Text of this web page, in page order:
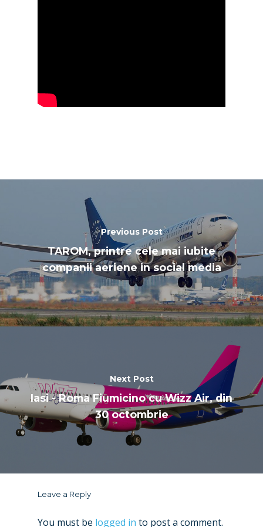
Previous Post
TAROM, printre cele mai iubite
companii aeriene in social media
Next Post
Iasi - Roma Fiumicino cu Wizz Air, din
30 octombrie
Leave a Reply
You must be logged in to post a comment.